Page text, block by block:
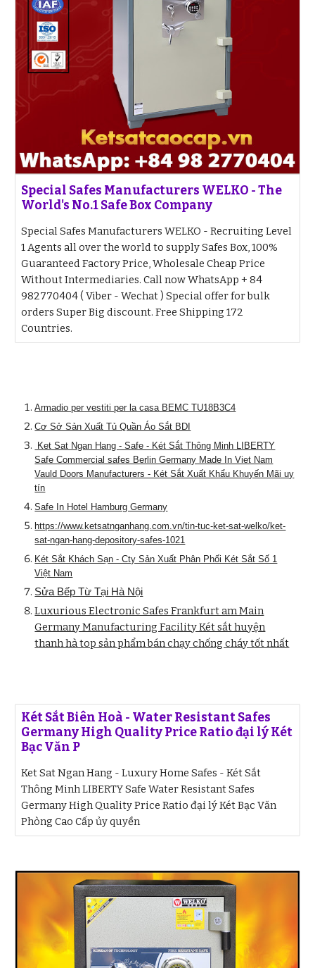
Special Safes Manufacturers WELKO - The
World's No.1 Safe Box Company
Special Safes Manufacturers WELKO - Recruiting Level
1 Agents all over the world to supply Safes Box, 100%
Guaranteed Factory Price, Wholesale Cheap Price
Without Intermediaries. Call now WhatsApp + 84
982770404 ( Viber - Wechat ) Special offer for bulk
orders Super Big discount. Free Shipping 172
Countries.
Armadio per vestiti per la casa BEMC TU18B3C4
Cơ Sở Sản Xuất Tủ Quần Áo Sắt BDI
Ket Sat Ngan Hang - Safe - Két Sắt Thông Minh LIBERTY
Safe Commercial safes Berlin Germany Made In Viet Nam
Vauld Doors Manufacturers - Két Sắt Xuất Khẩu Khuyến Mãi uy
tín
Safe In Hotel Hamburg Germany
https://www.ketsatnganhang.com.vn/tin-tuc-ket-sat-welko/ket-
sat-ngan-hang-depository-safes-1021
Két Sắt Khách Sạn - Cty Sản Xuất Phân Phối Két Sắt Số 1
Việt Nam
Sửa Bếp Từ Tại Hà Nội
Luxurious Electronic Safes Frankfurt am Main
Germany Manufacturing Facility Két sắt huyện
thanh hà top sản phẩm bán chạy chống cháy tốt nhất
Két Sắt Biên Hoà - Water Resistant Safes
Germany High Quality Price Ratio đại lý Két
Bạc Văn P
Ket Sat Ngan Hang - Luxury Home Safes - Két Sắt
Thông Minh LIBERTY Safe Water Resistant Safes
Germany High Quality Price Ratio đại lý Két Bạc Văn
Phòng Cao Cấp ủy quyền